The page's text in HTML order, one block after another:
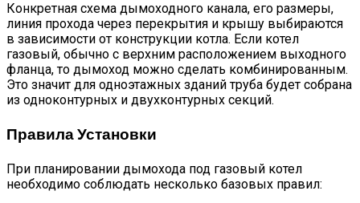
Конкретная схема дымоходного канала, его размеры,
линия прохода через перекрытия и крышу выбираются
в зависимости от конструкции котла. Если котел
газовый, обычно с верхним расположением выходного
фланца, то дымоход можно сделать комбинированным.
Это значит для одноэтажных зданий труба будет собрана
из одноконтурных и двухконтурных секций.
Правила Установки
При планировании дымохода под газовый котел
необходимо соблюдать несколько базовых правил: